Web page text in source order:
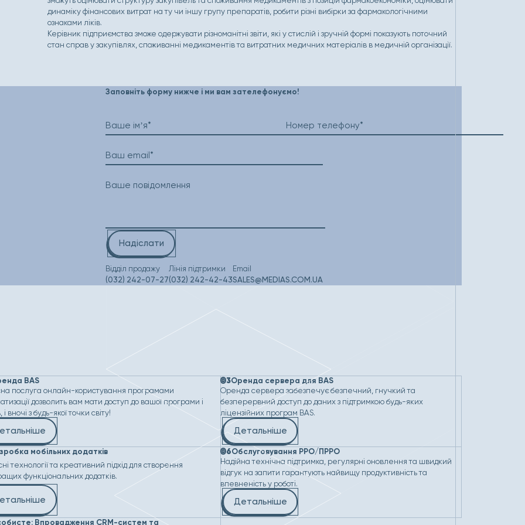
динаміку фінансових витрат на ту чи іншу групу препаратів, робити різні вибірки за фармакологічними
ознаками ліків.
Керівник підприємства зможе одержувати різноманітні звіти, які у стислій і зручній формі показують поточний
стан справ у закупівлях, споживанні медикаментів та витратних медичних матеріалів в медичній організації.
Заповніть форму нижче і ми вам зателефонуємо!
Ваше імʼя* Номер телефону*
Ваш email*
Ваше повідомлення
Надіслати
Відділ продажу
(032) 242-07-27
Лінія підтримки
(032) 242-42-43
Email
SALES@MEDIAS.COM.UA
BAS
послуга онлайн-користування програмами
дозволить вам мати доступ до вашої програми і
і вночі з будь-якої точки світу!
03Оренда сервера для BAS
Оренда сервера забезпечує безпечний, гнучкий та
безперервний доступ до даних з підтримкою будь-яких
ліцензійних програм BAS.
Детальніше
мобільних додатків
технології та креативний підхід для створення
функціональних додатків.
06Обслуговування РРО/ПРРО
Надійна технічна підтримка, регулярні оновлення та швидкий
відгук на запити гарантують найвищу продуктивність та
впевненість у роботі.
Детальніше
Впровадження CRM-систем та